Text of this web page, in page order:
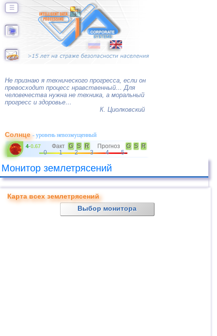
☰
Не признаю я технического прогресса, если он
превосходит процесс нравственный… Для
человечества нужна не техника, а моральный
прогресс и здоровье…
К. Циолковский
Солнце- уровень невозмущенный
4-0.67 Факт G S R Прогноз G S
R
0
1 2 3 4 5
Монитор землетрясений
Карта всех землетрясений
Выбор монитора